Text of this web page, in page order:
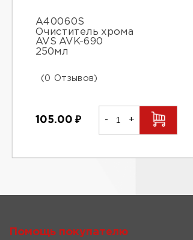
A40060S
Очиститель хрома
AVS AVK-690
250мл
(0 Отзывов)
105.00₽ - +
Помощь покупателю